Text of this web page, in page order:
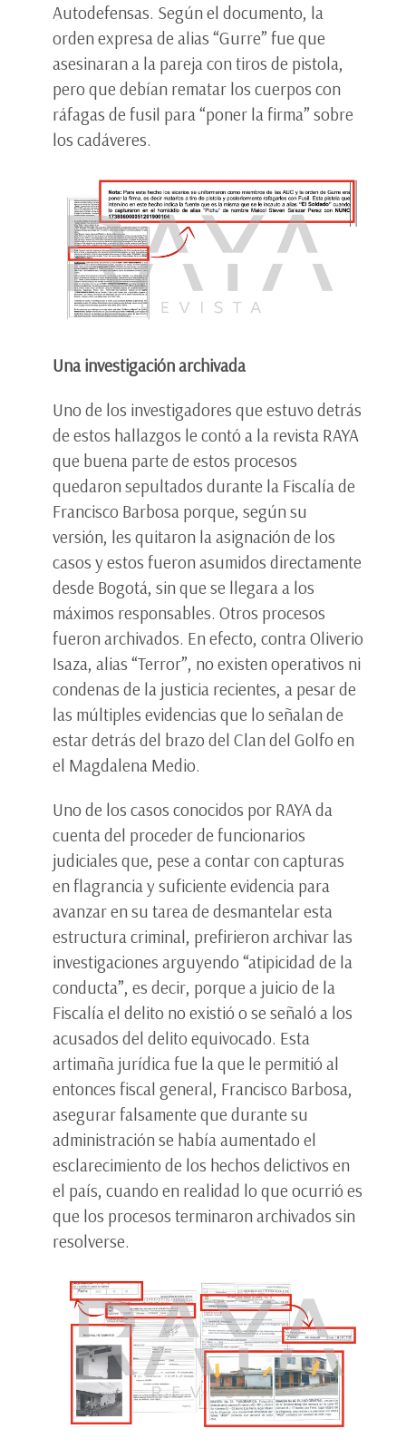
Autodefensas. Según el documento, la
orden expresa de alias “Gurre” fue que
asesinaran a la pareja con tiros de pistola,
pero que debían rematar los cuerpos con
ráfagas de fusil para “poner la firma” sobre
los cadáveres.
Una investigación archivada
Uno de los investigadores que estuvo detrás
de estos hallazgos le contó a la revista RAYA
que buena parte de estos procesos
quedaron sepultados durante la Fiscalía de
Francisco Barbosa porque, según su
versión, les quitaron la asignación de los
casos y estos fueron asumidos directamente
desde Bogotá, sin que se llegara a los
máximos responsables. Otros procesos
fueron archivados. En efecto, contra Oliverio
Isaza, alias “Terror”, no existen operativos ni
condenas de la justicia recientes, a pesar de
las múltiples evidencias que lo señalan de
estar detrás del brazo del Clan del Golfo en
el Magdalena Medio.
Uno de los casos conocidos por RAYA da
cuenta del proceder de funcionarios
judiciales que, pese a contar con capturas
en flagrancia y suficiente evidencia para
avanzar en su tarea de desmantelar esta
estructura criminal, prefirieron archivar las
investigaciones arguyendo “atipicidad de la
conducta”, es decir, porque a juicio de la
Fiscalía el delito no existió o se señaló a los
acusados del delito equivocado. Esta
artimaña jurídica fue la que le permitió al
entonces fiscal general, Francisco Barbosa,
asegurar falsamente que durante su
administración se había aumentado el
esclarecimiento de los hechos delictivos en
el país, cuando en realidad lo que ocurrió es
que los procesos terminaron archivados sin
resolverse.